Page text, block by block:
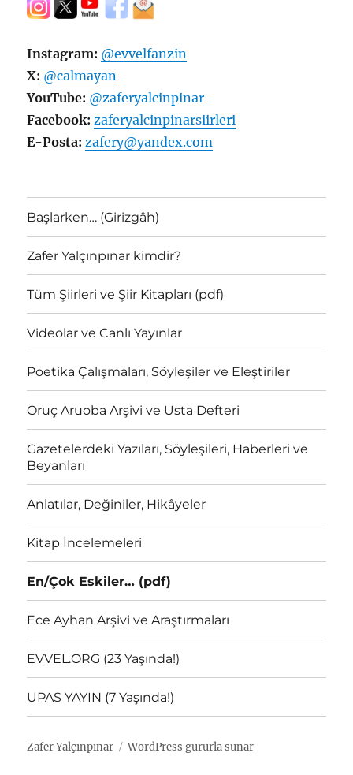
Instagram: @evvelfanzin
X: @calmayan
YouTube: @zaferyalcinpinar
Facebook: zaferyalcinpinarsiirleri
E-Posta: zafery@yandex.com
Başlarken… (Girizgâh)
Zafer Yalçınpınar kimdir?
Tüm Şiirleri ve Şiir Kitapları (pdf)
Videolar ve Canlı Yayınlar
Poetika Çalışmaları, Söyleşiler ve Eleştiriler
Oruç Aruoba Arşivi ve Usta Defteri
Gazetelerdeki Yazıları, Söyleşileri, Haberleri ve
Beyanları
Anlatılar, Değiniler, Hikâyeler
Kitap İncelemeleri
En/Çok Eskiler… (pdf)
Ece Ayhan Arşivi ve Araştırmaları
EVVEL.ORG (23 Yaşında!)
UPAS YAYIN (7 Yaşında!)
Zafer Yalçınpınar WordPress gururla sunar